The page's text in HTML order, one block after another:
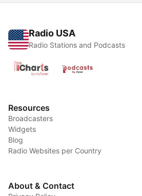
Radio USA
Radio Stations and Podcasts
Resources
Broadcasters
Widgets
Blog
Radio Websites per Country
About & Contact